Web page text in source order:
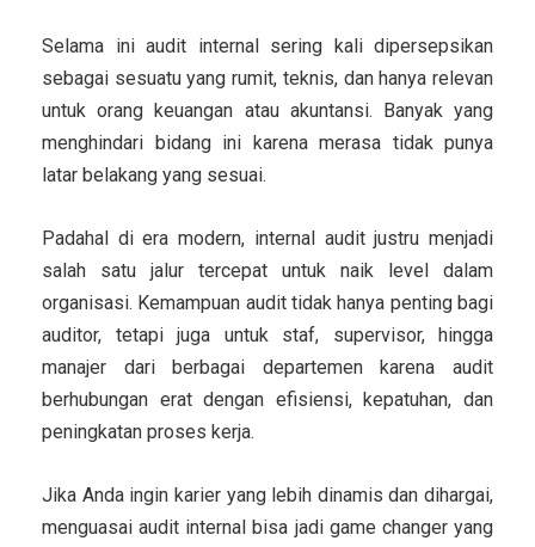
Selama ini audit internal sering kali dipersepsikan
sebagai sesuatu yang rumit, teknis, dan hanya relevan
untuk orang keuangan atau akuntansi. Banyak yang
menghindari bidang ini karena merasa tidak punya
latar belakang yang sesuai.
Padahal di era modern, internal audit justru menjadi
salah satu jalur tercepat untuk naik level dalam
organisasi. Kemampuan audit tidak hanya penting bagi
auditor, tetapi juga untuk staf, supervisor, hingga
manajer dari berbagai departemen karena audit
berhubungan erat dengan efisiensi, kepatuhan, dan
peningkatan proses kerja.
Jika Anda ingin karier yang lebih dinamis dan dihargai,
menguasai audit internal bisa jadi game changer yang